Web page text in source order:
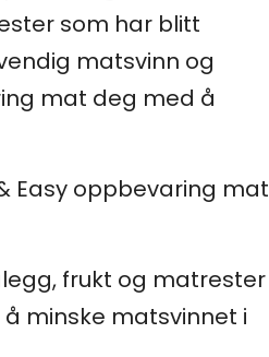
som har blitt
matsvinn og
mat deg med å
Easy oppbevaring mat
frukt og matrester
minske matsvinnet i